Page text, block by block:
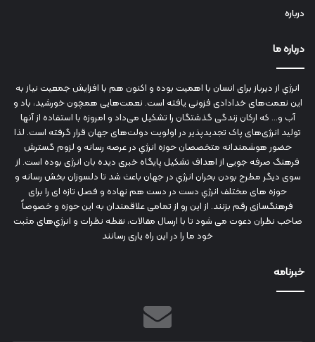
درباره
درباره ما
انرژي‌ از دیرباز برای انسان با اهمیت بوده و اکنون هم با افزایش جمعیت نیاز به
این نعمت‌های خدادادی فزونی یافته است. نعمت‌هایی همچون خورشید، باد و
آب و... که ارکان زندگی گذشتگان را تشکیل می‌داد و امروزه با استفاده از آنها
تولید انرژی‌های پاک تجدیدپذیر در اولویت دولت‌های جهان قرار گرفته است. لذا
حضور هوشمندانه متخصصان حوزه انرژي در عرصه رسانه و لزوم گسترش
فرهنگ صرفه جویی از اهداف تشکیل پایگاه خبری دیده بان انرژی بوده است. از
سوی دیگر مطرح بودن بحران انرژي در جهان باعث شد تا دلسوزان بخش رسانه و
حوزه های مختلف انرژي دست در دست هم نهاده و فصل تازه ای را برای
فرهنگسازی رقم بزنند. از این رو از تمامی علاقمندان به این حوزه و خصوصاً
صاحب نظران دعوت می شود تا با ارسال مقالات، نقطه نظرات و انرژي‌های مثبت
خود ما را در این راه یاری رسانند
خبرنامه